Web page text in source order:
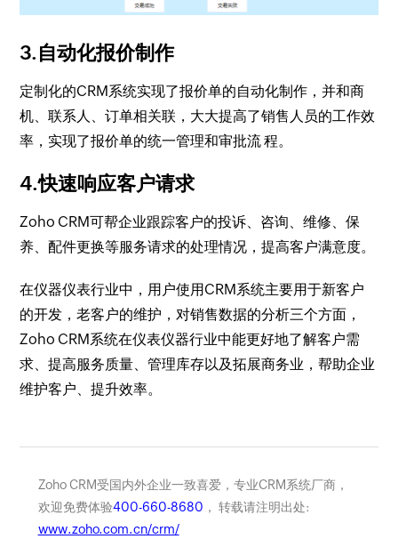
3.自动化报价制作
定制化的CRM系统实现了报价单的自动化制作，并和商
机、联系人、订单相关联，大大提高了销售人员的工作效
率，实现了报价单的统一管理和审批流 程。
4.快速响应客户请求
Zoho CRM可帮企业跟踪客户的投诉、咨询、维修、保
养、配件更换等服务请求的处理情况，提高客户满意度。
在仪器仪表行业中，用户使用CRM系统主要用于新客户
的开发，老客户的维护，对销售数据的分析三个方面，
Zoho CRM系统在仪表仪器行业中能更好地了解客户需
求、提高服务质量、管理库存以及拓展商务业，帮助企业
维护客户、提升效率。
Zoho CRM受国内外企业一致喜爱，专业CRM系统厂商，
欢迎免费体验400-660-8680 ， 转载请注明出处:
www.zoho.com.cn/crm/